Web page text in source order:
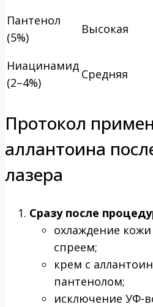
Пантенол
(5%)
Высокая
Ниацинамид
(2–4%)
Средняя
Протокол
аллантоина
лазера
Сразу после
охлаждение
спреем;
крем с
пантенолом;
исключение УФ-